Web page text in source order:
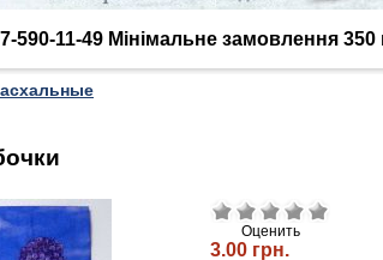
590-11-49 Мінімальне замовлення
Оценить
3.00 грн.